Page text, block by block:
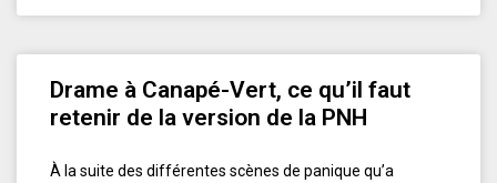
Drame à Canapé-Vert, ce qu’il faut
retenir de la version de la PNH
À la suite des différentes scènes de panique qu’a